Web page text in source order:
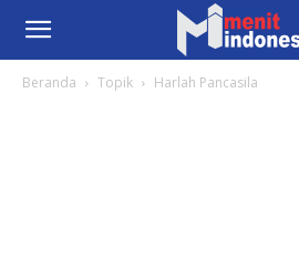
Beranda Topik Harlah Pancasila